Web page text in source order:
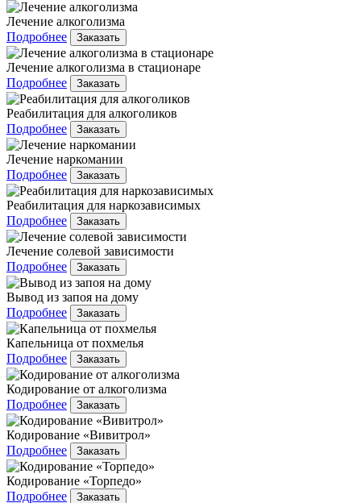
Лечение алкоголизма
Подробнее
Заказать
Лечение алкоголизма в стационаре
Подробнее
Заказать
Реабилитация для алкоголиков
Подробнее
Заказать
Лечение наркомании
Подробнее
Заказать
Реабилитация для наркозависимых
Подробнее
Заказать
Лечение солевой зависимости
Подробнее
Заказать
Вывод из запоя на дому
Подробнее
Заказать
Капельница от похмелья
Подробнее
Заказать
Кодирование от алкоголизма
Подробнее
Заказать
Кодирование «Вивитрол»
Подробнее
Заказать
Кодирование «Торпедо»
Подробнее
Заказать